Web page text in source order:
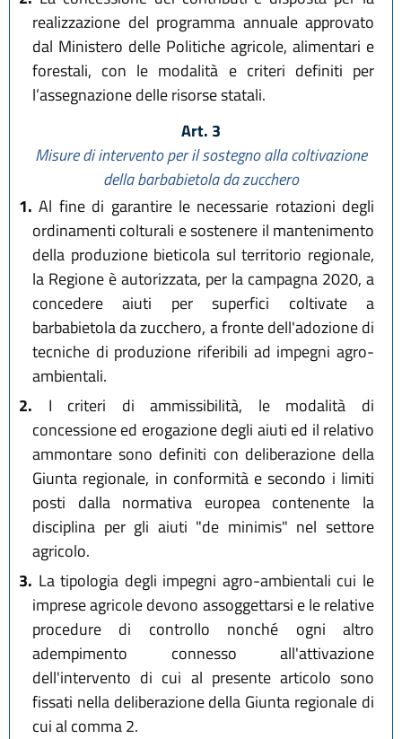
realizzazione del programma annuale approvato
dal Ministero delle Politiche agricole, alimentari e
forestali, con le modalità e criteri definiti per
l’assegnazione delle risorse statali.
Art. 3
Misure di intervento per il sostegno alla coltivazione
della barbabietola da zucchero
1. Al fine di garantire le necessarie rotazioni degli
ordinamenti colturali e sostenere il mantenimento
della produzione bieticola sul territorio regionale,
la Regione è autorizzata, per la campagna 2020, a
concedere aiuti per superfici coltivate a
barbabietola da zucchero, a fronte dell'adozione di
tecniche di produzione riferibili ad impegni agro-
ambientali.
2. I criteri di ammissibilità, le modalità di
concessione ed erogazione degli aiuti ed il relativo
ammontare sono definiti con deliberazione della
Giunta regionale, in conformità e secondo i limiti
posti dalla normativa europea contenente la
disciplina per gli aiuti "de minimis" nel settore
agricolo.
3. La tipologia degli impegni agro-ambientali cui le
imprese agricole devono assoggettarsi e le relative
procedure di controllo nonché ogni altro
adempimento connesso all'attivazione
dell'intervento di cui al presente articolo sono
fissati nella deliberazione della Giunta regionale di
cui al comma 2.